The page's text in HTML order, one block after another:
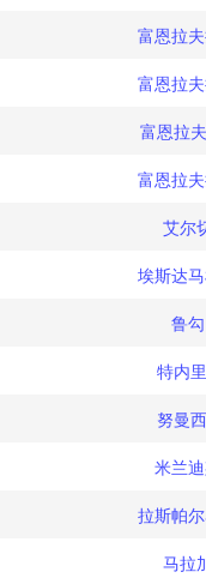
富恩拉
富恩拉
富恩拉
富恩拉
艾尔
埃斯达
鲁勾
特内
努曼
米兰
拉斯帕
马拉